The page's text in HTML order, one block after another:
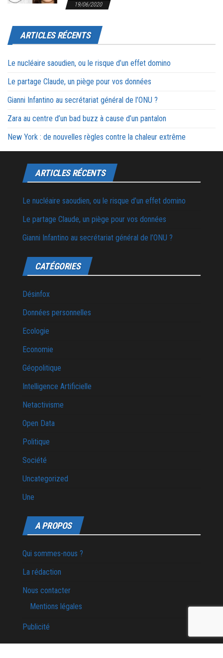
19/06/2020
ARTICLES RÉCENTS
Le nucléaire saoudien, ou le risque d’un effet domino
Le partage Claude, un piège pour vos données
Gianni Infantino au secrétariat général de l’ONU ?
Zara au centre d’un bad buzz à cause d’un pantalon
New York : de nouvelles règles contre la chaleur extrême
ARTICLES RÉCENTS
Le nucléaire saoudien, ou le risque d’un effet domino
Le partage Claude, un piège pour vos données
Gianni Infantino au secrétariat général de l’ONU ?
CATÉGORIES
Désinfox
Données personnelles
Ecologie
Economie
Géopolitique
Intelligence Artificielle
Netactivisme
Open Data
Politique
Société
Uncategorized
Une
A PROPOS
Qui sommes-nous ?
La rédaction
Nous contacter
Mentions légales
Publicité